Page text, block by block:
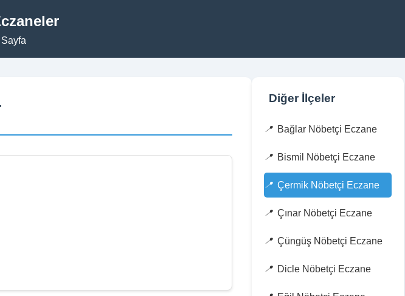
Diğer İlçeler
Bağlar Nöbetçi Eczane
Bismil Nöbetçi Eczane
Çermik Nöbetçi Eczane
Çınar Nöbetçi Eczane
Çüngüş Nöbetçi Eczane
Dicle Nöbetçi Eczane